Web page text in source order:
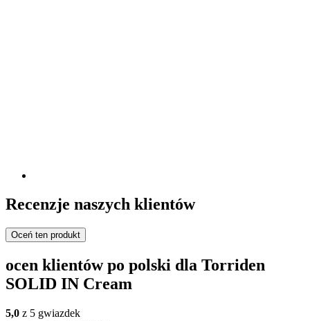
Recenzje naszych klientów
Oceń ten produkt
ocen klientów po polski dla Torriden
SOLID IN Cream
5,0 z 5 gwiazdek